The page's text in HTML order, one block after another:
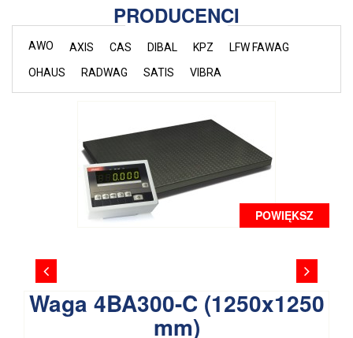
PRODUCENCI
AWO AXIS CAS DIBAL KPZ
LFW FAWAG
OHAUS
RADWAG SATIS VIBRA
POWIĘKSZ
Waga 4BA300-C (1250x1250
mm)